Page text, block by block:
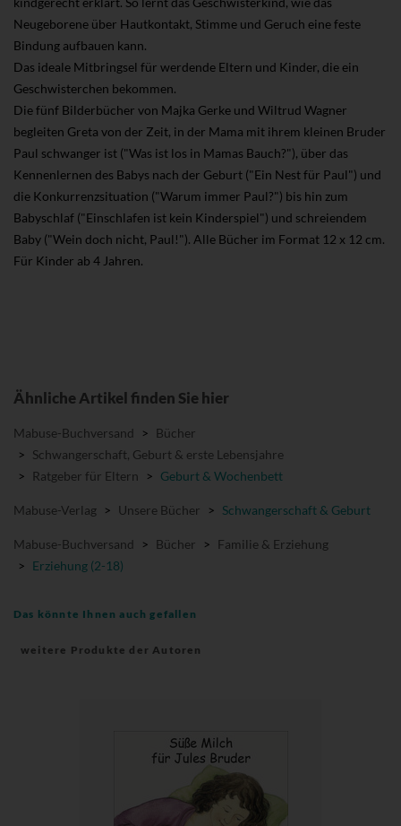
Neugeborene über Hautkontakt, Stimme und Geruch eine feste
Bindung aufbauen kann.
Das ideale Mitbringsel für werdende Eltern und Kinder, die ein
Geschwisterchen bekommen.
Die fünf Bilderbücher von Majka Gerke und Wiltrud Wagner
begleiten Greta von der Zeit, in der Mama mit ihrem kleinen Bruder
Paul schwanger ist ("Was ist los in Mamas Bauch?"), über das
Kennenlernen des Babys nach der Geburt ("Ein Nest für Paul") und
die Konkurrenzsituation ("Warum immer Paul?") bis hin zum
Babyschlaf ("Einschlafen ist kein Kinderspiel") und schreiendem
Baby ("Wein doch nicht, Paul!"). Alle Bücher im Format 12 x 12 cm.
Für Kinder ab 4 Jahren.
Ähnliche Artikel finden Sie hier
Mabuse-Buchversand > Bücher
> Schwangerschaft, Geburt & erste Lebensjahre
>
Ratgeber für Eltern > Geburt & Wochenbett
Mabuse-Verlag > Unsere Bücher > Schwangerschaft & Geburt
Mabuse-Buchversand > Bücher > Familie & Erziehung
> Erziehung (2-18)
Das könnte Ihnen auch gefallen
weitere Produkte der Autoren